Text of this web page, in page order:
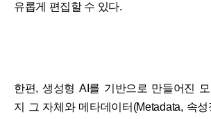
유롭게 편집할 수 있다.
한편, 생성형 AI를 기반으로 만들어진 모
지 그 자체와 메타데이터(Metadata, 속성